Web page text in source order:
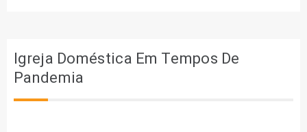
Igreja Doméstica Em Tempos De
Pandemia